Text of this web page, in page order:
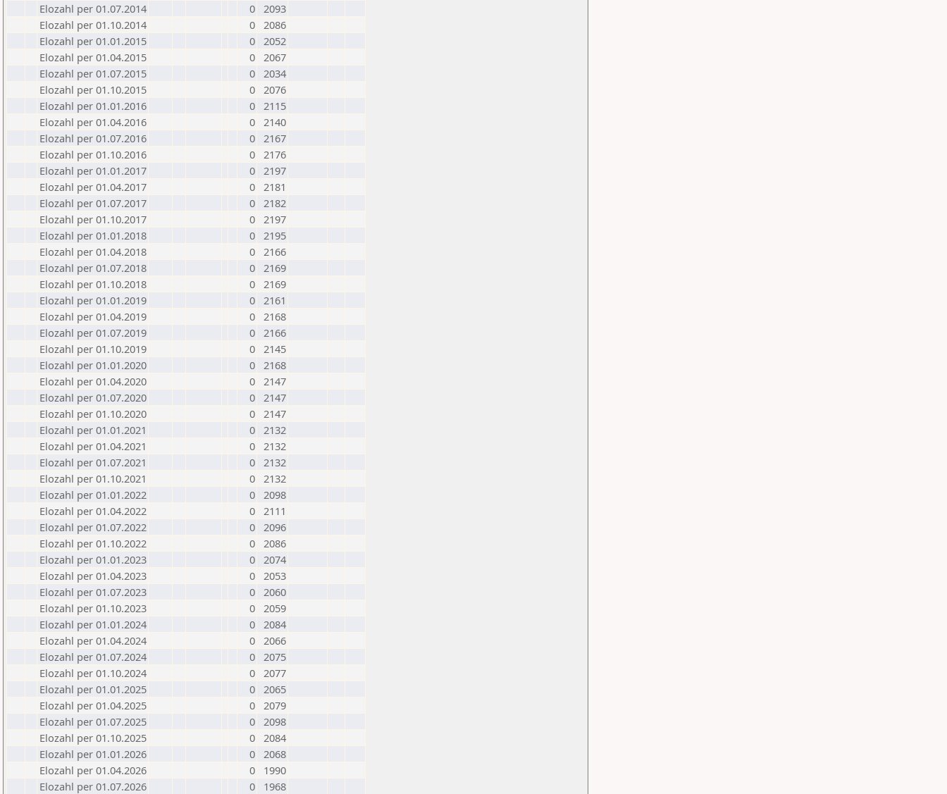
Elozahl per 01.07.2014
0 2093
Elozahl per 01.10.2014
0 2086
Elozahl per 01.01.2015
0 2052
Elozahl per 01.04.2015
0 2067
Elozahl per 01.07.2015
0 2034
Elozahl per 01.10.2015
0 2076
Elozahl per 01.01.2016
0 2115
Elozahl per 01.04.2016
0 2140
Elozahl per 01.07.2016
0 2167
Elozahl per 01.10.2016
0 2176
Elozahl per 01.01.2017
0 2197
Elozahl per 01.04.2017
0 2181
Elozahl per 01.07.2017
0 2182
Elozahl per 01.10.2017
0 2197
Elozahl per 01.01.2018
0 2195
Elozahl per 01.04.2018
0 2166
Elozahl per 01.07.2018
0 2169
Elozahl per 01.10.2018
0 2169
Elozahl per 01.01.2019
0 2161
Elozahl per 01.04.2019
0 2168
Elozahl per 01.07.2019
0 2166
Elozahl per 01.10.2019
0 2145
Elozahl per 01.01.2020
0 2168
Elozahl per 01.04.2020
0 2147
Elozahl per 01.07.2020
0 2147
Elozahl per 01.10.2020
0 2147
Elozahl per 01.01.2021
0 2132
Elozahl per 01.04.2021
0 2132
Elozahl per 01.07.2021
0 2132
Elozahl per 01.10.2021
0 2132
Elozahl per 01.01.2022
0 2098
Elozahl per 01.04.2022
0 2111
Elozahl per 01.07.2022
0 2096
Elozahl per 01.10.2022
0 2086
Elozahl per 01.01.2023
0 2074
Elozahl per 01.04.2023
0 2053
Elozahl per 01.07.2023
0 2060
Elozahl per 01.10.2023
0 2059
Elozahl per 01.01.2024
0 2084
Elozahl per 01.04.2024
0 2066
Elozahl per 01.07.2024
0 2075
Elozahl per 01.10.2024
0 2077
Elozahl per 01.01.2025
0 2065
Elozahl per 01.04.2025
0 2079
Elozahl per 01.07.2025
0 2098
Elozahl per 01.10.2025
0 2084
Elozahl per 01.01.2026
0 2068
Elozahl per 01.04.2026
0
1990
Elozahl per 01.07.2026
0 1968